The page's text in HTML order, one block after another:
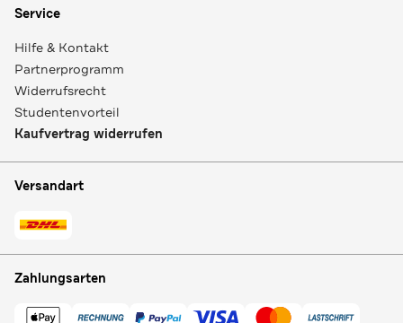
Service
Hilfe & Kontakt
Partnerprogramm
Widerrufsrecht
Studentenvorteil
Kaufvertrag widerrufen
Versandart
Zahlungsarten